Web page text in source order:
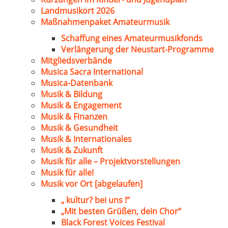
Landmusikort 2026
Maßnahmenpaket Amateurmusik
Schaffung eines Amateurmusikfonds
Verlängerung der Neustart-Programme
Mitgliedsverbände
Musica Sacra International
Musica-Datenbank
Musik & Bildung
Musik & Engagement
Musik & Finanzen
Musik & Gesundheit
Musik & Internationales
Musik & Zukunft
Musik für alle – Projektvorstellungen
Musik für alle!
Musik vor Ort [abgelaufen]
„ kultur? bei uns !“
„Mit besten Grüßen, dein Chor“
Black Forest Voices Festival